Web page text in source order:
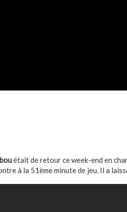
était de retour ce week-end en
à la 51ème minute de jeu. Il a